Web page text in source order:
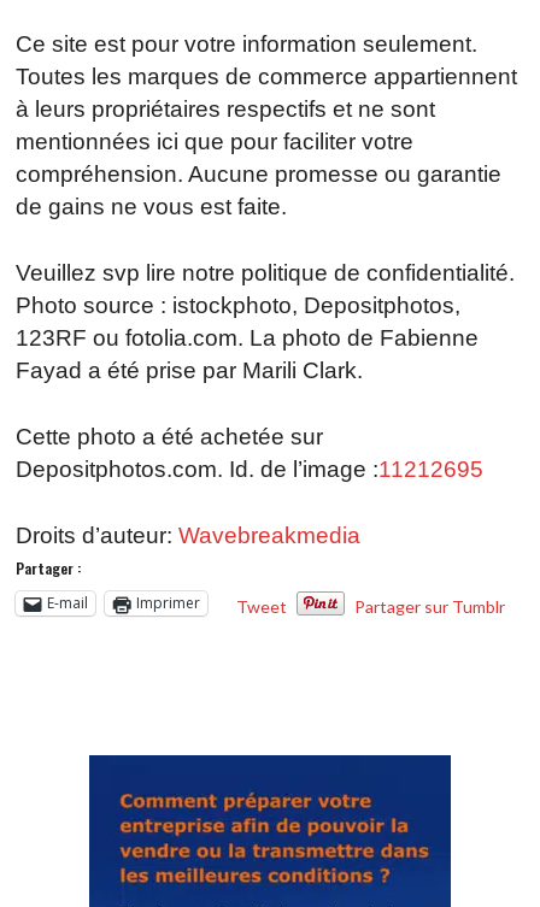
Ce site est pour votre information seulement.
Toutes les marques de commerce appartiennent
à leurs propriétaires respectifs et ne sont
mentionnées ici que pour faciliter votre
compréhension. Aucune promesse ou garantie
de gains ne vous est faite.
Veuillez svp lire notre politique de confidentialité.
Photo source : istockphoto, Depositphotos,
123RF ou fotolia.com. La photo de Fabienne
Fayad a été prise par Marili Clark.
Cette photo a été achetée sur
Depositphotos.com. Id. de l’image :11212695
Droits d’auteur:Wavebreakmedia
Partager :
E-mail
Imprimer Tweet Partager sur Tumblr